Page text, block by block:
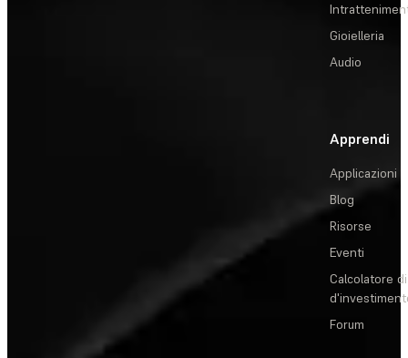
Gioielleria
Audio
Apprendi
Applicazioni
Blog
Risorse
Eventi
Calcolatore
Forum